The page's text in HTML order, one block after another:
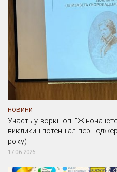
НОВИНИ
Участь у воркшопі “Жіноча
виклики і потенціал
року)
17.06.2026